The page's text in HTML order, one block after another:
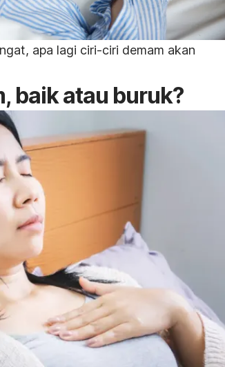
apa lagi ciri-ciri demam akan
baik atau buruk?